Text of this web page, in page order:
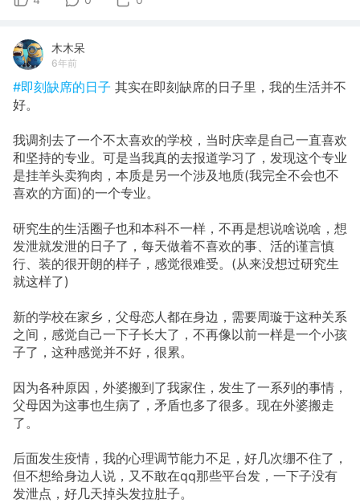
木木呆
6年前
#即刻缺席的日子 其实在即刻缺席的日子里，我的生活并不
好。
我调剂去了一个不太喜欢的学校，当时庆幸是自己一直喜欢
和坚持的专业。可是当我真的去报道学习了，发现这个专业
是挂羊头卖狗肉，本质是另一个涉及地质(我完全不会也不
喜欢的方面)的一个专业。
研究生的生活圈子也和本科不一样，不再是想说啥说啥，想
发泄就发泄的日子了，每天做着不喜欢的事、活的谨言慎
行、装的很开朗的样子，感觉很难受。(从来没想过研究生
就这样了)
新的学校在家乡，父母恋人都在身边，需要周璇于这种关系
之间，感觉自己一下子长大了，不再像以前一样是一个小孩
子了，这种感觉并不好，很累。
因为各种原因，外婆搬到了我家住，发生了一系列的事情，
父母因为这事也生病了，矛盾也多了很多。现在外婆搬走
了。
后面发生疫情，我的心理调节能力不足，好几次绷不住了，
但不想给身边人说，又不敢在qq那些平台发，一下子没有
发泄点，好几天掉头发拉肚子。